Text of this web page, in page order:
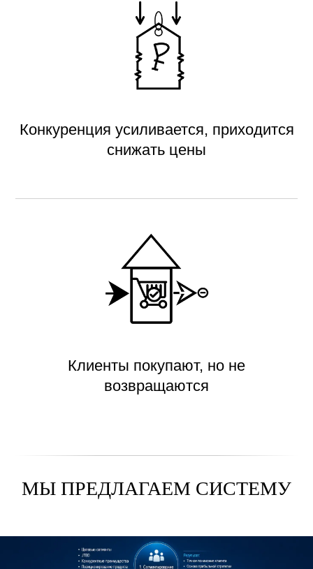
Конкуренция усиливается, приходится
снижать цены
Клиенты покупают, но не
возвращаются
МЫ ПРЕДЛАГАЕМ СИСТЕМУ